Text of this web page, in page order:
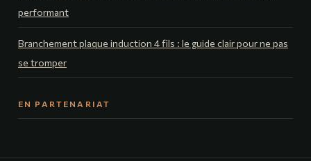
performant
Branchement plaque induction 4 fils : le guide clair pour ne pas
se tromper
EN PARTENARIAT